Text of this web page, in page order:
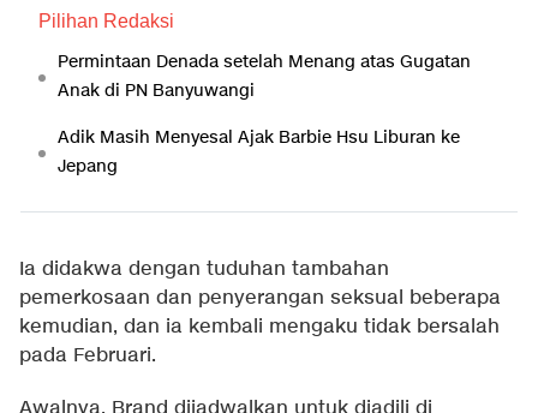
Pilihan Redaksi
Permintaan Denada setelah Menang atas Gugatan
Anak di PN Banyuwangi
Adik Masih Menyesal Ajak Barbie Hsu Liburan ke
Jepang
Ia didakwa dengan tuduhan tambahan
pemerkosaan dan penyerangan seksual beberapa
kemudian, dan ia kembali mengaku tidak bersalah
pada Februari.